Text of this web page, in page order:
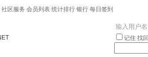
社区服务 会员列表 统计排行 银行 每日签到
记住 找